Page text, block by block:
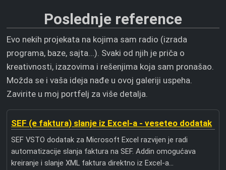
Poslednje reference
Evo nekih projekata na kojima sam radio (izrada
programa, baze, sajta...). Svaki od njih je priča o
kreativnosti, izazovima i rešenjima koja sam pronašao.
Možda se i vaša ideja nađe u ovoj galeriji uspeha.
Zavirite u moj portfelj za više detalja.
SEF (e faktura) slanje iz Excel-a - veseteo dodatak
SEF VSTO dodatak za Microsoft Excel razvijen je radi
automatizacije slanja faktura na SEF. Addin omogućava
kreiranje i slanje XML faktura direktno iz Excel-a...